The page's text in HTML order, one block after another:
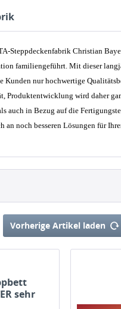
Steppdeckenfabrik Christian
familiengeführt. Mit dieser
Kunden nur hochwertige
Produktentwicklung wird daher
auch in Bezug auf die
an noch besseren Lösungen für
Vorherige Artikel laden
sehr